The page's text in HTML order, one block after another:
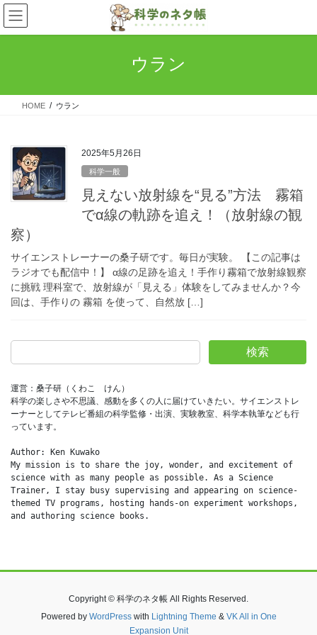
コ
ン
テ
ス
ナ
ビ
ゲ
ン
ウラン
HOME ウラン
2025年5月26日
科学一般
見えない放射線を“見る”方法 霧箱
でα線の軌跡を追え！（放射線の観
察）
サイエンストレーナーの桑子研です。毎日が実験。 【この記事は
ラジオでも配信中！】 α線の足跡を追え！手作り霧箱で放射線観察
に挑戦 理科室で、放射線が「見える」体験をしてみませんか？今
回は、手作りの 霧箱 を使って、自然放 […]
検索
運営：桑子研（くわこ　けん）
科学の楽しさや不思議、感動を多くの人に届けていきたい。サイエンストレ
ーナーとしてテレビ番組の科学監修・出演、実験教室、科学本執筆なども行
っています。
Author: Ken Kuwako
My mission is to share the joy, wonder, and excitement of
science with as many people as possible. As a Science
Trainer, I stay busy supervising and appearing on science-
themed TV programs, hosting hands-on experiment workshops,
and authoring science books.
Copyright © 科学のネタ帳 All Rights Reserved.
Powered by WordPresswith Lightning Theme & VK All in One
Expansion Unit